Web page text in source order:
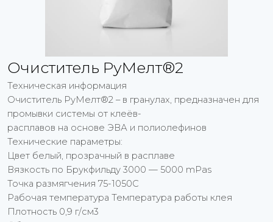
Очиститель РуМелт®2
Техническая информация
Очиститель РуМелт®2 – в гранулах, предназначен для
промывки системы от клеёв-
расплавов на основе ЭВА и полиолефинов
Технические параметры:
Цвет белый, прозрачный в расплаве
Вязкость по Брукфильду 3000 — 5000 mPas
Точка размягчения 75-1050С
Рабочая температура Температура работы клея
Плотность 0,9 г/см3